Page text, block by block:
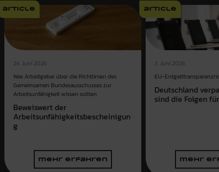
article
24. Juni 2026
Was Arbeitgeber über die Richtlinien des
Gemeinsamen Bundesausschusses zur
Arbeitsunfähigkeit wissen sollten
Beweiswert der
Arbeitsunfähigkeitsbescheinigun
g
mehr erfahren
article
3. Juni 2026
EU-
Deutschland
sind die Folgen
mehr